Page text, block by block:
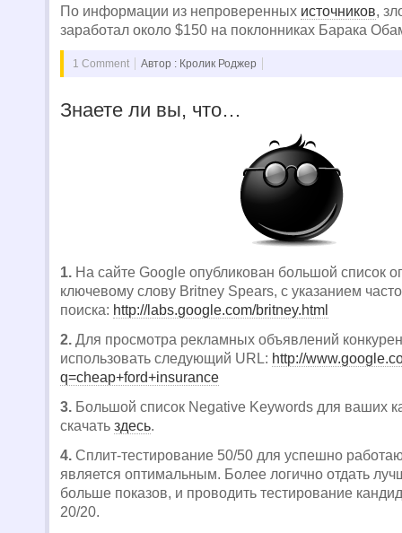
По информации из непроверенных источников,
заработал около $150 на поклонниках Барака
1 Comment Автор : Кролик Роджер
Знаете ли вы, что…
1. На сайте Google опубликован большой список
ключевому слову Britney Spears, с указанием
поиска: http://labs.google.com/britney.html
2. Для просмотра рекламных объявлений
использовать следующий URL: http://
q=cheap+ford+insurance
3. Большой список Negative Keywords для ваших
скачать здесь.
4. Сплит-тестирование 50/50 для успешно
является оптимальным. Более логично отдать
больше показов, и проводить тестирование
20/20.